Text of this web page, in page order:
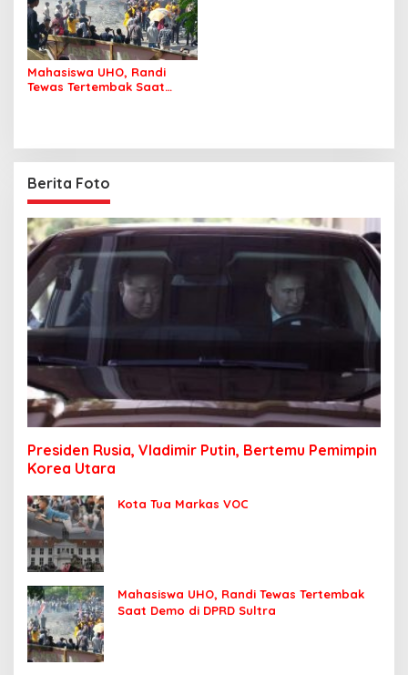
Mahasiswa UHO, Randi
Tewas Tertembak Saat
Berita Foto
Presiden Rusia, Vladimir Putin, Bertemu Pemimpin
Korea Utara
Kota Tua Markas VOC
Mahasiswa UHO, Randi Tewas Tertembak
Saat Demo di DPRD Sultra